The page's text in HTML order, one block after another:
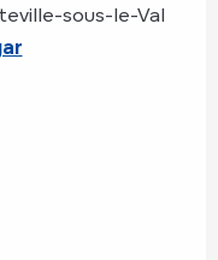
sous-le-Val